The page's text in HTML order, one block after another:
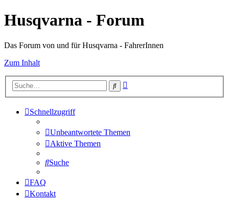
Husqvarna - Forum
Das Forum von und für Husqvarna - FahrerInnen
Zum Inhalt
Suche
Schnellzugriff
Unbeantwortete Themen
Aktive Themen
Suche
FAQ
Kontakt